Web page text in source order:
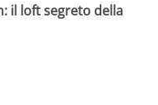
il loft segreto della